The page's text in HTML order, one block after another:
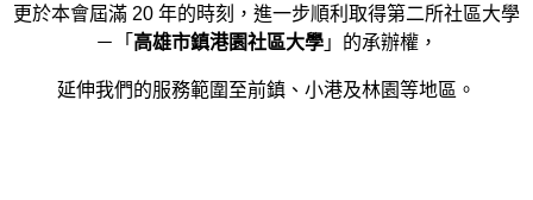
更於本會屆滿 20 年的時刻，進一步順利取得第二所社區大學
－「 高雄市鎮港園社區大學 」的承辦權，
延伸我們的服務範圍至前鎮、小港及林園等地區。